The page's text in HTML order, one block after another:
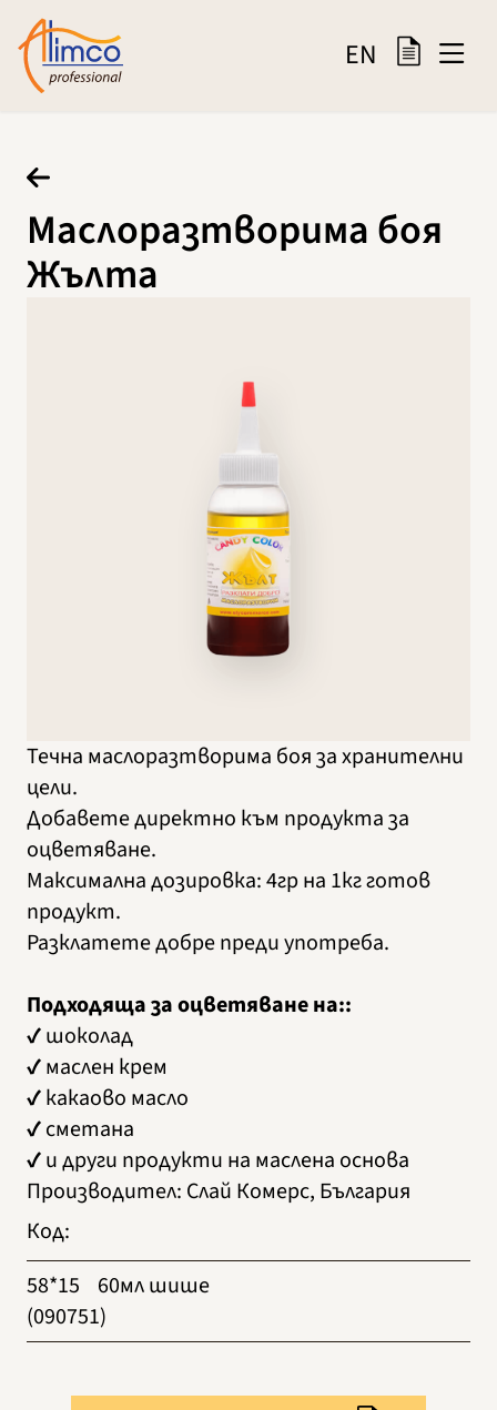
EN
Маслоразтворима боя
Жълта
Течна маслоразтворима боя за хранителни
цели.
Добавете директно към продукта за
оцветяване.
Максимална дозировка: 4гр на 1кг готов
продукт.
Разклатете добре преди употреба.
Подходяща за оцветяване на::
✔ шоколад
✔ маслен крем
✔ какаово масло
✔ сметана
✔ и други продукти на маслена основа
Производител: Слай Комерс, България
Код:
58*15
(090751)
60мл шише